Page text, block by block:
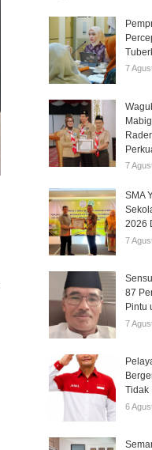
7
7
SMA
2026
7
87
Pintu
7
Tidak
6